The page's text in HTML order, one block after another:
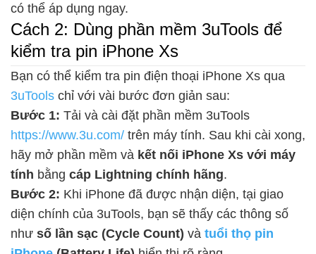
có thể áp dụng ngay.
Cách 2: Dùng phần mềm 3uTools để
kiểm tra pin iPhone Xs
Bạn có thể kiểm tra pin điện thoại iPhone Xs qua
3uTools chỉ với vài bước đơn giản sau:
Bước 1: Tải và cài đặt phần mềm 3uTools
https://www.3u.com/ trên máy tính. Sau khi cài xong,
hãy mở phần mềm và kết nối iPhone Xs với máy
tính bằng cáp Lightning chính hãng.
Bước 2: Khi iPhone đã được nhận diện, tại giao
diện chính của 3uTools, bạn sẽ thấy các thông số
như số lần sạc (Cycle Count) và tuổi thọ pin